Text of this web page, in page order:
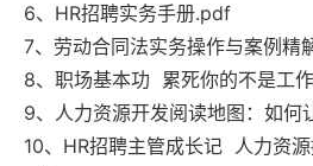
6、HR招聘实务手册.pdf
7、劳动合同法实务操作与案例精
8、职场基本功 累死你的不是工
9、人力资源开发阅读地图：如何
10、HR招聘主管成长记 人力资